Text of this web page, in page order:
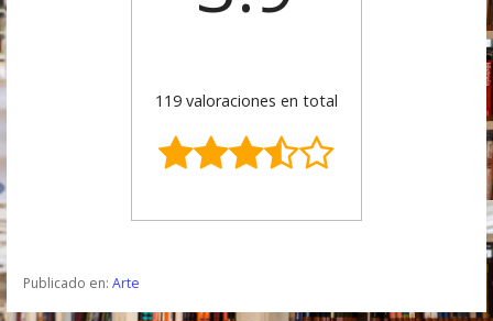
119 valoraciones en total
Publicado en: Arte